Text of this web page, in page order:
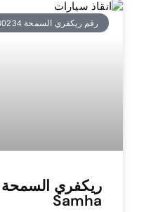
رقم ريكفري السمحة 0971502880234
Samha